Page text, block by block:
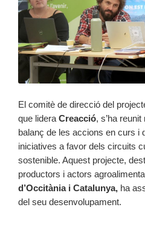
El comitè de direcció del
que lidera Creacció, s’ha
balanç de les accions en curs i
iniciatives a favor dels circuits
sostenible. Aquest projecte,
productors i actors
d’Occitània i Catalunya, ha
del seu desenvolupament.